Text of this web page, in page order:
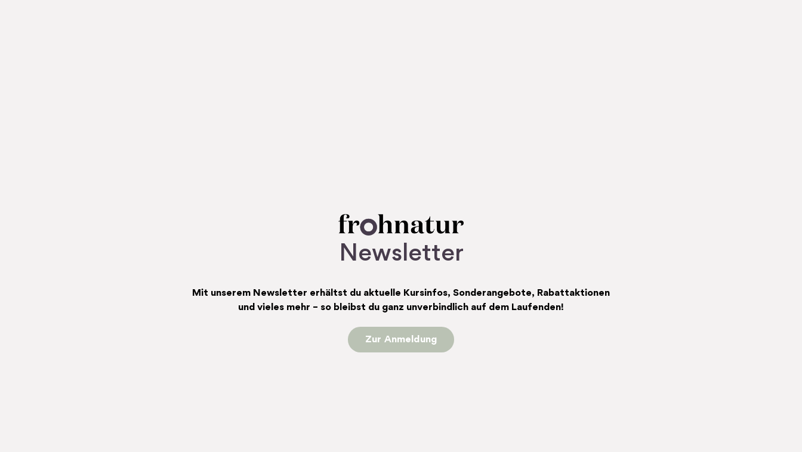
Newsletter
Mit unserem Newsletter erhältst du aktuelle Kursinfos, Sonderangebote, Rabattaktionen
und vieles mehr – so bleibst du ganz unverbindlich auf dem Laufenden!
Zur Anmeldung